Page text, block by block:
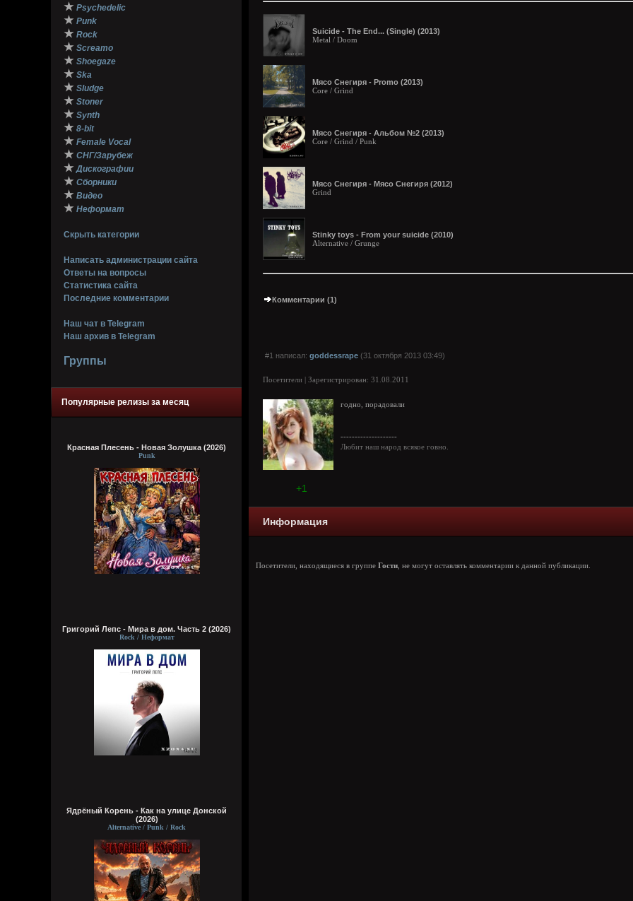
★ Psychedelic
★ Punk
★ Rock
★ Screamo
★ Shoegaze
★ Ska
★ Sludge
★ Stoner
★ Synth
★ 8-bit
★ Female Vocal
★ СНГ/Зарубеж
★ Дискографии
★ Сборники
★ Видео
★ Неформат
Скрыть категории
Написать администрации сайта
Ответы на вопросы
Статистика сайта
Последние комментарии
Наш чат в Telegram
Наш архив в Telegram
Группы
Популярные релизы за месяц
Красная Плесень - Новая Золушка (2026)
Punk
Григорий Лепс - Мира в дом. Часть 2 (2026)
Rock / Неформат
Ядрёный Корень - Как на улице Донской
(2026)
Alternative / Punk / Rock
Suicide - The End... (Single) (2013)
Metal / Doom
Мясо Снегиря - Promo (2013)
Core / Grind
Мясо Снегиря - Альбом №2 (2013)
Core / Grind / Punk
Мясо Снегиря - Мясо Снегиря (2012)
Grind
Stinky toys - From your suicide (2010)
Alternative / Grunge
Комментарии (1)
#1 написал: goddessrape (31 октября 2013 03:49)
Посетители | Зарегистрирован: 31.08.2011
годно, порадовали
--------------------
Любит наш народ всякое говно.
+1
Информация
Посетители, находящиеся в группе Гости , не могут оставлять комментарии к данной публикации.